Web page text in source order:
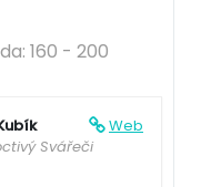
160 - 200
Web
Svářeči